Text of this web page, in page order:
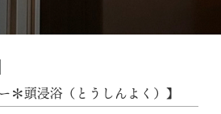
＊頭浸浴（とうしんよく）】